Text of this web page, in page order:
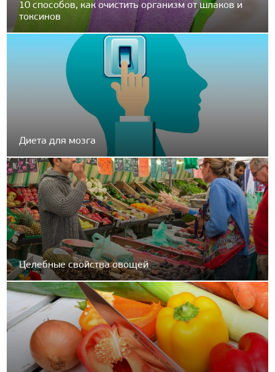
10 способов, как очистить организм от шлаков и
токсинов
Диета для мозга
Целебные свойства овощей